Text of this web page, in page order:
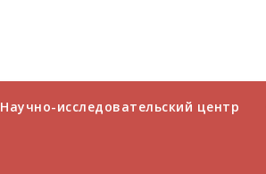
Научно-исследовательский центр